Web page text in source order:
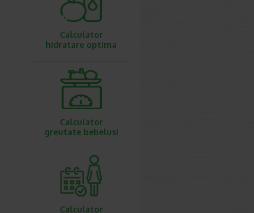
Calculator
hidratare optima
Calculator
greutate bebelusi
Calculator